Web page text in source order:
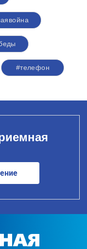
#телефон